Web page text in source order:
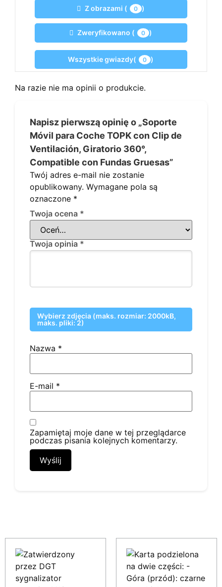
Z obrazami ( 0 )
Zweryfikowano ( 0 )
Wszystkie gwiazdy( 0 )
Na razie nie ma opinii o produkcie.
Napisz pierwszą opinię o „Soporte
Móvil para Coche TOPK con Clip de
Ventilación, Giratorio 360°,
Compatible con Fundas Gruesas”
Twój adres e-mail nie zostanie
opublikowany. Wymagane pola są
oznaczone *
Twoja ocena *
Twoja opinia *
Wybierz zdjęcia (maks. rozmiar: 2000kB,
maks. pliki: 2)
Nazwa *
E-mail *
Zapamiętaj moje dane w tej przeglądarce
podczas pisania kolejnych komentarzy.